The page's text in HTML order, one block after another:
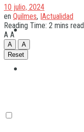
Quilmes
10 julio, 2024
en Quilmes, |Actualidad
Reading Time: 2 mins read
A A
A
A
Reset